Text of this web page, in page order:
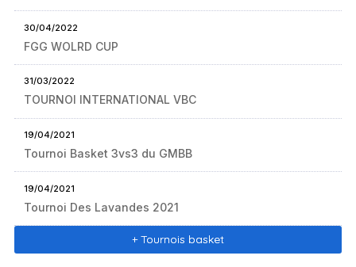
30/04/2022
FGG WOLRD CUP
31/03/2022
TOURNOI INTERNATIONAL VBC
19/04/2021
Tournoi Basket 3vs3 du GMBB
19/04/2021
Tournoi Des Lavandes 2021
+ Tournois basket